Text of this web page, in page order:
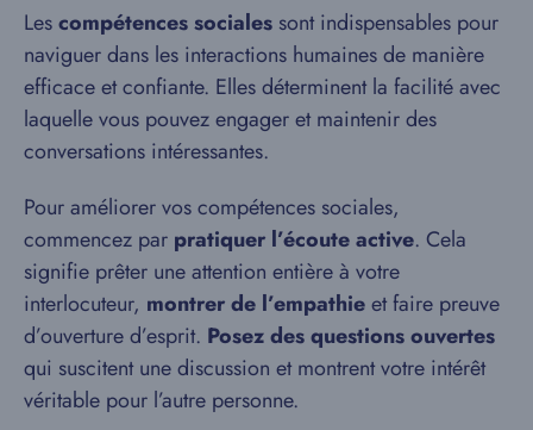
Lescompétences sociales sont indispensables pour
naviguer dans les interactions humaines de manière
efficace et confiante. Elles déterminent la facilité avec
laquelle vous pouvez engager et maintenir des
conversations intéressantes.
Pour améliorer vos compétences sociales,
commencez par pratiquer l’écoute active. Cela
signifie prêter une attention entière à votre
interlocuteur, montrer de l’empathieet faire preuve
d’ouverture d’esprit. Posez des questions ouvertes
qui suscitent une discussion et montrent votre intérêt
véritable pour l’autre personne.